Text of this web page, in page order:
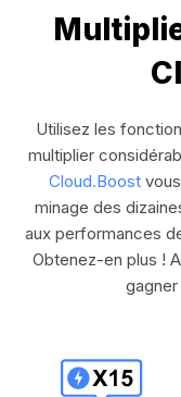
Utilisez les
multiplier
Cloud.Boostvous
minage des
aux performances
Obtenez-en plus !